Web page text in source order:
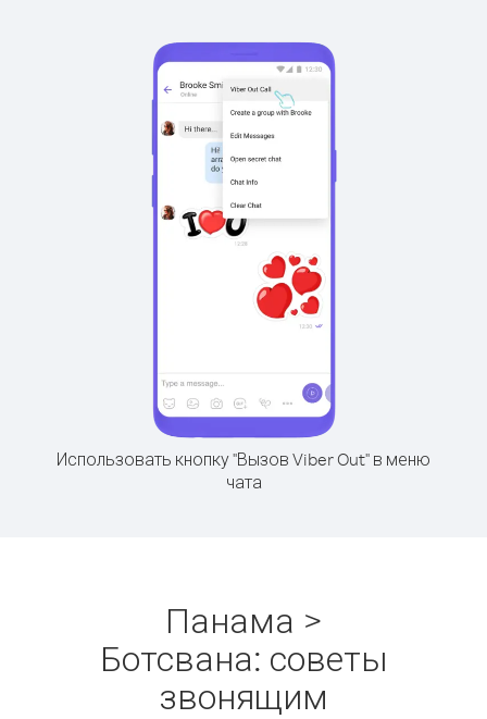
Использовать кнопку "Вызов Viber Out" в меню
чата
Панама >
Ботсвана: советы
звонящим